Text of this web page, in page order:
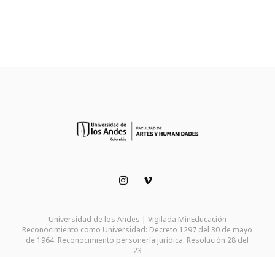
Universidad de los Andes | Vigilada MinEducación
Reconocimiento como Universidad: Decreto 1297 del 30 de mayo
de 1964. Reconocimiento personería jurídica: Resolución 28 del
23